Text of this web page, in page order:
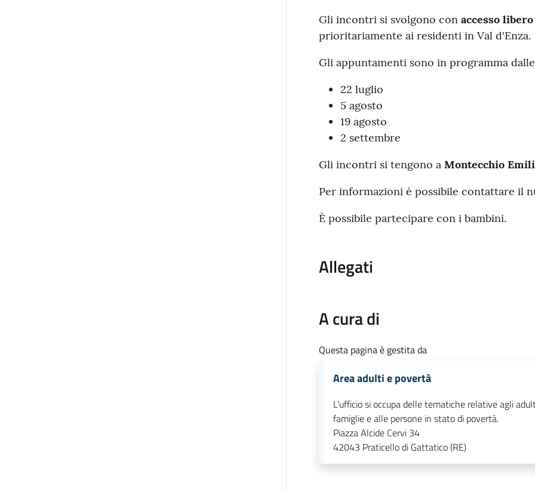
Gli incontri si svolgono con accesso
prioritariamente ai residenti in Val d'Enza.
Gli appuntamenti sono in programma
22 luglio
5 agosto
19 agosto
2 settembre
Gli incontri si tengono a Montecchio
Per informazioni è possibile contattare il
È possibile partecipare con i bambini.
Allegati
A cura di
Questa pagina è gestita da
Area adulti e povertà
L'ufficio si occupa delle tematiche relative agli
famiglie e alle persone in stato di povertà.
Piazza Alcide Cervi 34
42043 Praticello di Gattatico (RE)